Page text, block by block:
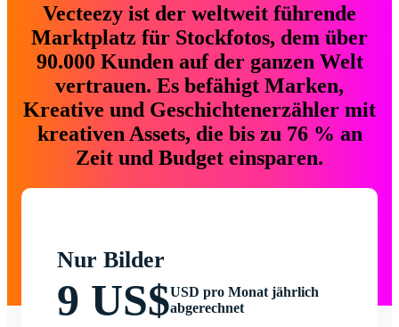
Vecteezy ist der weltweit führende
Marktplatz für Stockfotos, dem über
90.000 Kunden auf der ganzen Welt
vertrauen. Es befähigt Marken,
Kreative und Geschichtenerzähler mit
kreativen Assets, die bis zu 76 % an
Zeit und Budget einsparen.
Nur Bilder
9 US$USD pro Monat jährlich
abgerechnet